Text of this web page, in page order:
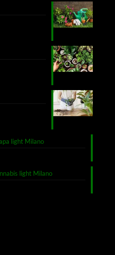
light Milano
light Milano